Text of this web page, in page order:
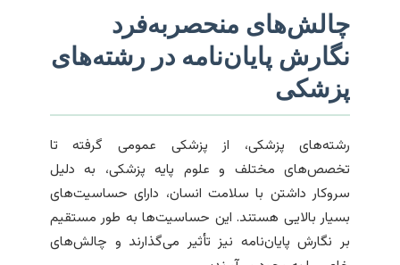
چالش‌های منحصربه‌فرد
نگارش پایان‌نامه در رشته‌های
پزشکی
رشته‌های پزشکی، از پزشکی عمومی گرفته تا
تخصص‌های مختلف و علوم پایه پزشکی، به دلیل
سروکار داشتن با سلامت انسان، دارای حساسیت‌های
بسیار بالایی هستند. این حساسیت‌ها به طور مستقیم
بر نگارش پایان‌نامه نیز تأثیر می‌گذارند و چالش‌های